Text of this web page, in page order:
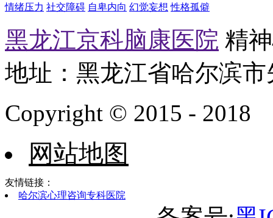
情绪压力 社交障碍 自卑内向 幻觉妄想 性格孤僻
黑龙江京科脑康医院 精
地址：黑龙江省哈尔滨
Copyright © 2015 - 2018
网站地图
友情链接：
哈尔滨心理咨询专科医院